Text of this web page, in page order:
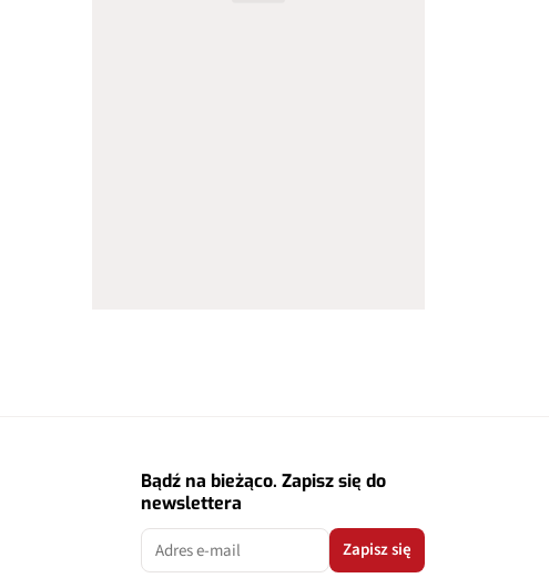
Bądź na bieżąco. Zapisz się do
newslettera
Zapisz się